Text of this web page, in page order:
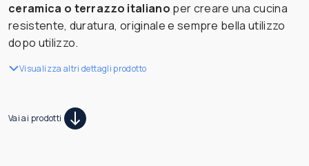
ceramica o terrazzo italiano per creare una cucina
resistente, duratura, originale e sempre bella utilizzo
dopo utilizzo.
Visualizza altri dettagli prodotto
Vai ai prodotti